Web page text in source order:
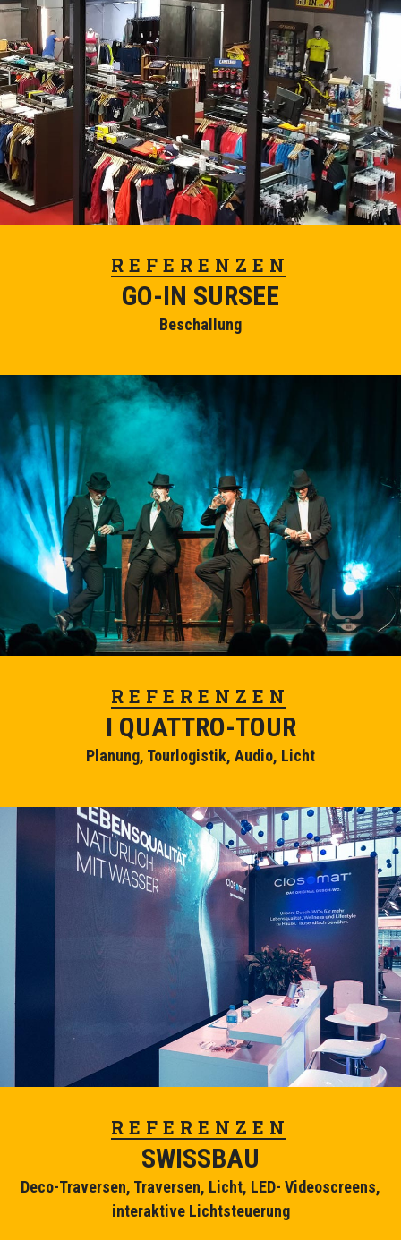
REFERENZEN
GO-IN SURSEE
Beschallung
REFERENZEN
I QUATTRO-TOUR
Planung, Tourlogistik, Audio, Licht
REFERENZEN
SWISSBAU
Deco-Traversen, Traversen, Licht, LED- Videoscreens,
interaktive Lichtsteuerung